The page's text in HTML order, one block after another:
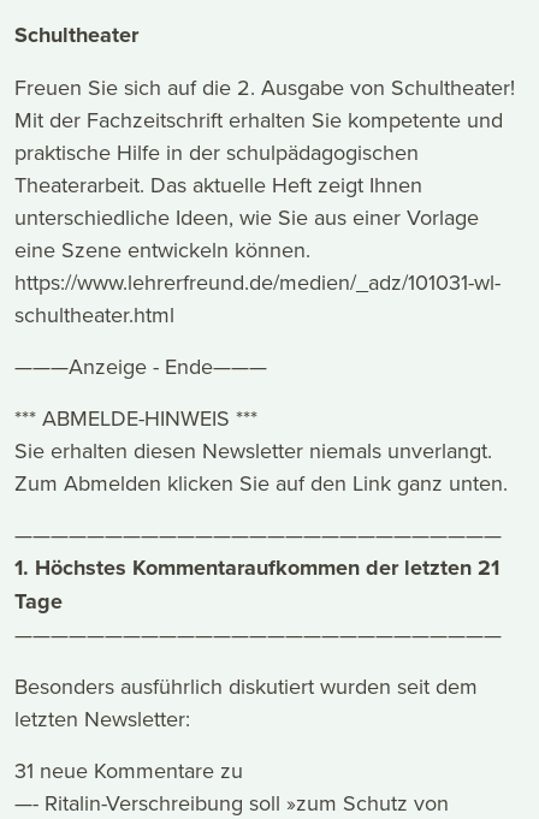
Schultheater
Freuen Sie sich auf die 2. Ausgabe von Schultheater!
Mit der Fachzeitschrift erhalten Sie kompetente und
praktische Hilfe in der schulpädagogischen
Theaterarbeit. Das aktuelle Heft zeigt Ihnen
unterschiedliche Ideen, wie Sie aus einer Vorlage
eine Szene entwickeln können.
https://www.lehrerfreund.de/medien/_adz/101031-wl-
schultheater.html
———Anzeige - Ende———
*** ABMELDE-HINWEIS ***
Sie erhalten diesen Newsletter niemals unverlangt.
Zum Abmelden klicken Sie auf den Link ganz unten.
———————————————————————————
1. Höchstes Kommentaraufkommen der letzten 21
Tage
———————————————————————————
Besonders ausführlich diskutiert wurden seit dem
letzten Newsletter:
31 neue Kommentare zu
—- Ritalin-Verschreibung soll »zum Schutz von